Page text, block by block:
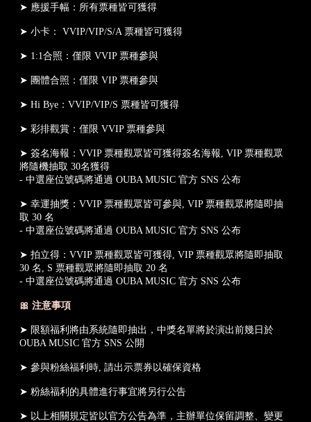
➤ 應援手幅：所有票種皆可獲得
➤ 小卡： VVIP/VIP/S/A 票種皆可獲得
➤ 1:1合照：僅限 VVIP 票種參與
➤ 團體合照：僅限 VIP 票種參與
➤ Hi Bye：VVIP/VIP/S 票種皆可獲得
➤ 彩排觀賞：僅限 VVIP 票種參與
➤ 簽名海報：VVIP 票種觀眾皆可獲得簽名海報, VIP 票種觀眾
將隨機抽取 30名獲得
- 中選座位號碼將通過 OUBA MUSIC 官方 SNS 公布
➤ 幸運抽獎：VVIP 票種觀眾皆可參與, VIP 票種觀眾將隨即抽
取 30 名
- 中選座位號碼將通過 OUBA MUSIC 官方 SNS 公布
➤ 拍立得：VVIP 票種觀眾皆可獲得, VIP 票種觀眾將隨即抽取
30 名, S 票種觀眾將隨即抽取 20 名
- 中選座位號碼將通過 OUBA MUSIC 官方 SNS 公布
🎀 注意事項
➤ 限額福利將由系統隨即抽出，中獎名單將於演出前幾日於
OUBA MUSIC 官方 SNS 公開
➤ 參與粉絲福利時, 請出示票券以確保資格
➤ 粉絲福利的具體進行事宜將另行公告
➤ 以上相關規定皆以官方公告為準，主辦單位保留調整、變更